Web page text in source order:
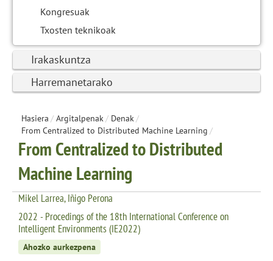
Kongresuak
Txosten teknikoak
Irakaskuntza
Harremanetarako
Hasiera / Argitalpenak/ Denak/
From Centralized to Distributed Machine Learning /
From Centralized to Distributed
Machine Learning
Mikel Larrea, Iñigo Perona
2022 - Procedings of the 18th International Conference on
Intelligent Environments (IE2022)
Ahozko aurkezpena